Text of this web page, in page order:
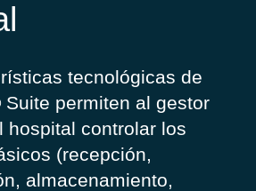
tecnológicas de
permiten al gestor
hospital controlar los
(recepción,
almacenamiento,